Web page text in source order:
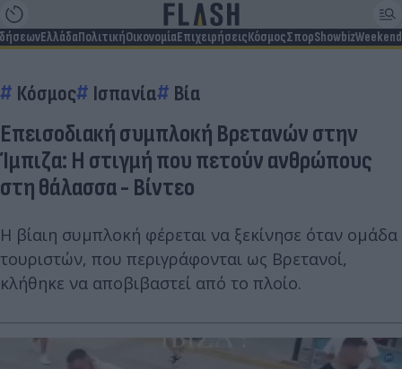
ΕλλάδαΠολιτικήΟικονομίαΕπιχειρήσειςΚόσμοςΣπορShowbizWeekend
Κόσμος Ισπανία Βία
Επεισοδιακή συμπλοκή Bρετανών στην
Ίμπιζα: Η στιγμή που πετούν ανθρώπους
στη θάλασσα - Βίντεο
Η βίαιη συμπλοκή φέρεται να ξεκίνησε όταν ομάδα
τουριστών, που περιγράφονται ως Βρετανοί,
κλήθηκε να αποβιβαστεί από το πλοίο.